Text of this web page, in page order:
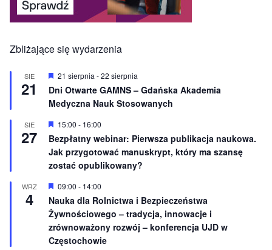
Zbliżające się wydarzenia
SIE
21
W
r
ó
n
o
n
e
21 sierpnia-22 sierpnia
Dni Otwarte GAMNS – Gdańska Akademia
Medyczna Nauk Stosowanych
SIE
27
W
r
ó
ż
n
i
o
n
e
15:00 - 16:00
Bezpłatny webinar: Pierwsza publikacja naukowa.
Jak przygotować manuskrypt, który ma szansę
zostać opublikowany?
WRZ
4
W
r
ó
ż
n
i
09:00 - 14:00
Nauka dla Rolnictwa i Bezpieczeństwa
Żywnościowego – tradycja, innowacje i
zrównoważony rozwój – konferencja UJD w
Częstochowie